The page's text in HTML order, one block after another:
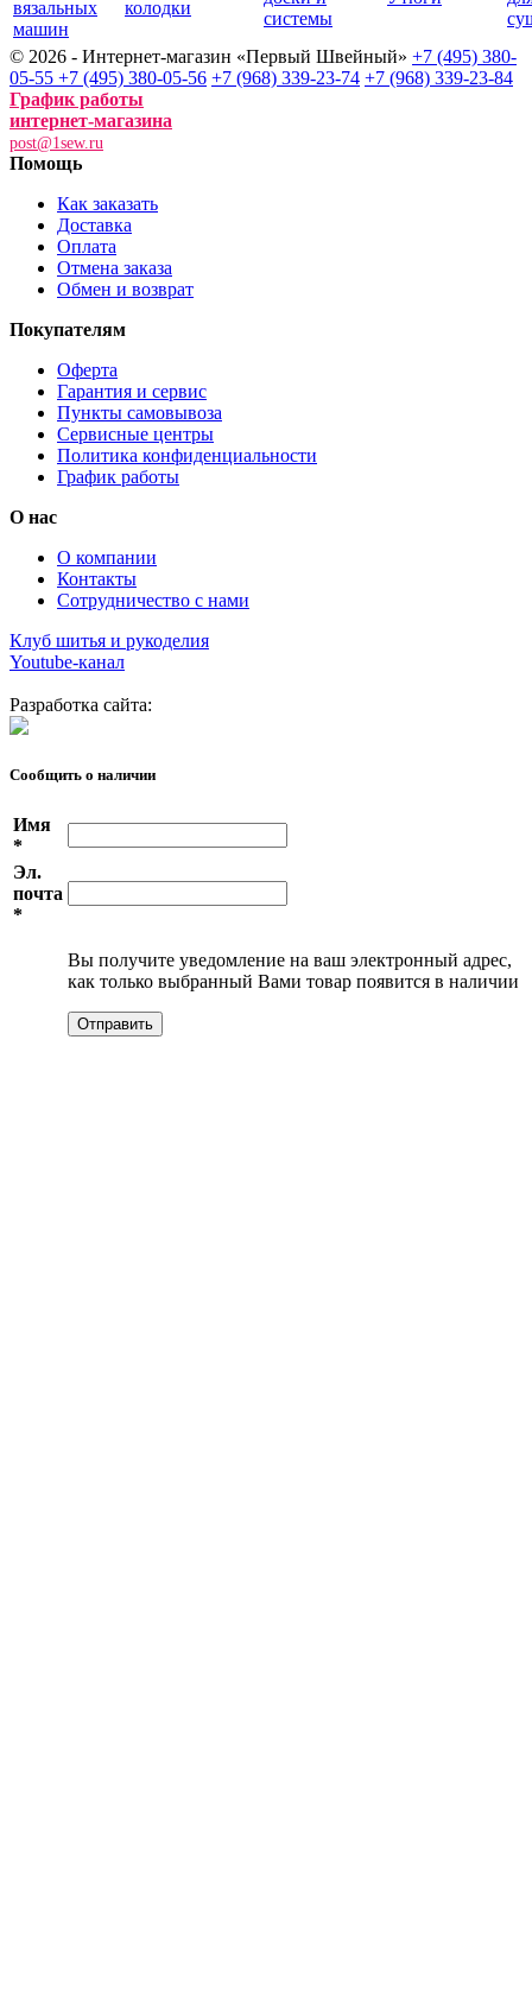
вязальных
машин
колодки
системы
© 2026 - Интернет-магазин «Первый Швейный» +7 (495) 380-
05-55 +7 (495) 380-05-56 +7 (968) 339-23-74 +7 (968) 339-23-84
График работы
интернет-магазина
post@1sew.ru
Помощь
Как заказать
Доставка
Оплата
Отмена заказа
Обмен и возврат
Покупателям
Оферта
Гарантия и сервис
Пункты самовывоза
Сервисные центры
Политика конфиденциальности
График работы
О нас
О компании
Контакты
Сотрудничество с нами
Клуб шитья и рукоделия
Youtube-канал
Разработка сайта:
Сообщить о наличии
Имя
*
Эл.
почта
*
Вы получите уведомление на ваш электронный адрес,
как только выбранный Вами товар появится в наличии